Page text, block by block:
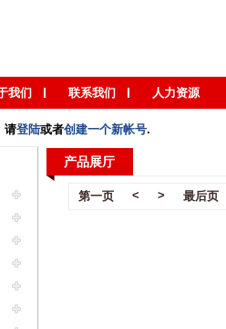
我们 联系我们 人力资源
请登陆或者创建一个新帐号.
产品展厅
第一页 < > 最后页